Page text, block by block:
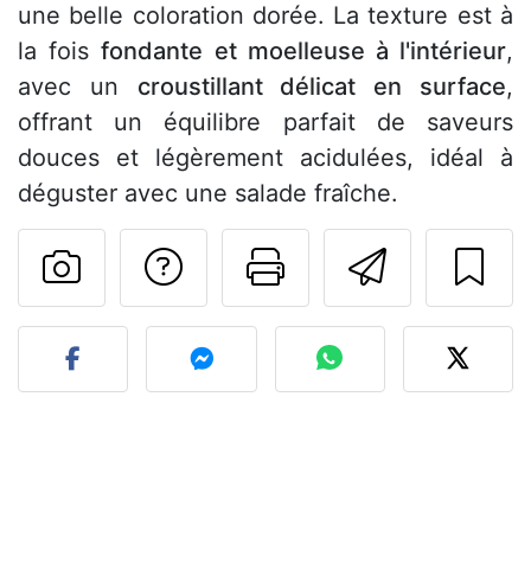
une belle coloration dorée. La texture est à
la foisfondante et moelleuse à l'intérieur,
avec un croustillant délicat en surface,
offrant un équilibre parfait de saveurs
douces et légèrement acidulées, idéal à
déguster avec une salade fraîche.
Imprimer
Poser une
Publier votre photo de